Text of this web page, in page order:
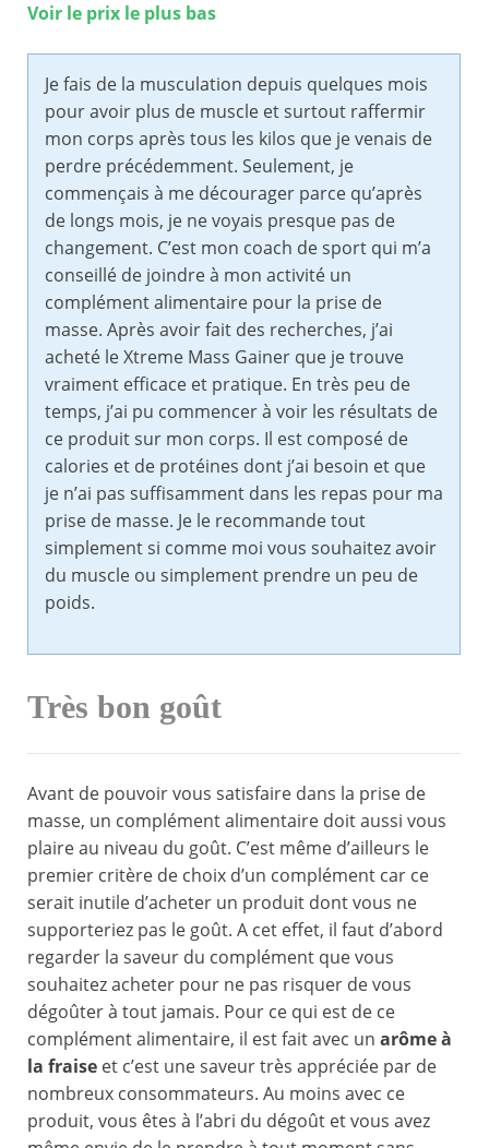
Voir le prix le plus bas
Je fais de la musculation depuis quelques mois
pour avoir plus de muscle et surtout raffermir
mon corps après tous les kilos que je venais de
perdre précédemment. Seulement, je
commençais à me décourager parce qu’après
de longs mois, je ne voyais presque pas de
changement. C’est mon coach de sport qui m’a
conseillé de joindre à mon activité un
complément alimentaire pour la prise de
masse. Après avoir fait des recherches, j’ai
acheté le Xtreme Mass Gainer que je trouve
vraiment efficace et pratique. En très peu de
temps, j’ai pu commencer à voir les résultats de
ce produit sur mon corps. Il est composé de
calories et de protéines dont j’ai besoin et que
je n’ai pas suffisamment dans les repas pour ma
prise de masse. Je le recommande tout
simplement si comme moi vous souhaitez avoir
du muscle ou simplement prendre un peu de
poids.
Très bon goût
Avant de pouvoir vous satisfaire dans la prise de
masse, un complément alimentaire doit aussi vous
plaire au niveau du goût. C’est même d’ailleurs le
premier critère de choix d’un complément car ce
serait inutile d’acheter un produit dont vous ne
supporteriez pas le goût. A cet effet, il faut d’abord
regarder la saveur du complément que vous
souhaitez acheter pour ne pas risquer de vous
dégoûter à tout jamais. Pour ce qui est de ce
complément alimentaire, il est fait avec un arôme à
la fraise et c’est une saveur très appréciée par de
nombreux consommateurs. Au moins avec ce
produit, vous êtes à l’abri du dégoût et vous avez